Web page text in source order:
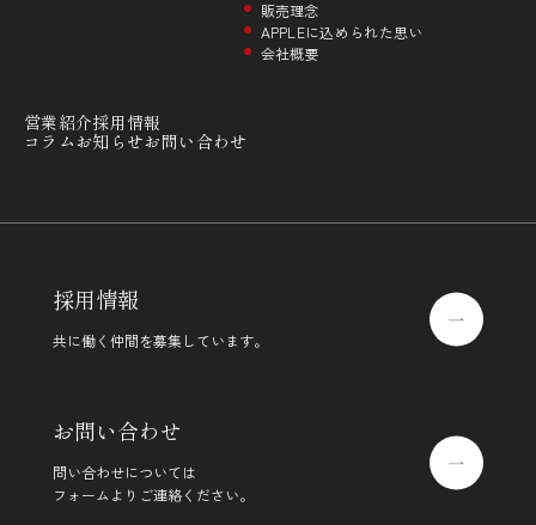
販売理念
APPLEに込められた思い
会社概要
営業紹介採用情報
コラムお知らせお問い合わせ
採用情報
共に働く仲間を募集しています。
お問い合わせ
問い合わせについては
フォームよりご連絡ください。